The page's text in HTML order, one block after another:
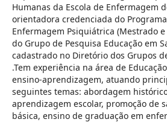
Humanas da Escola de Enfermagem
orientadora credenciada do
Enfermagem Psiquiátrica (Mestrado
do Grupo de Pesquisa Educação em
cadastrado no Diretório dos Grupos
.Tem experiência na área de
ensino-aprendizagem, atuando
seguintes temas: abordagem
aprendizagem escolar, promoção de
básica, ensino de graduação em